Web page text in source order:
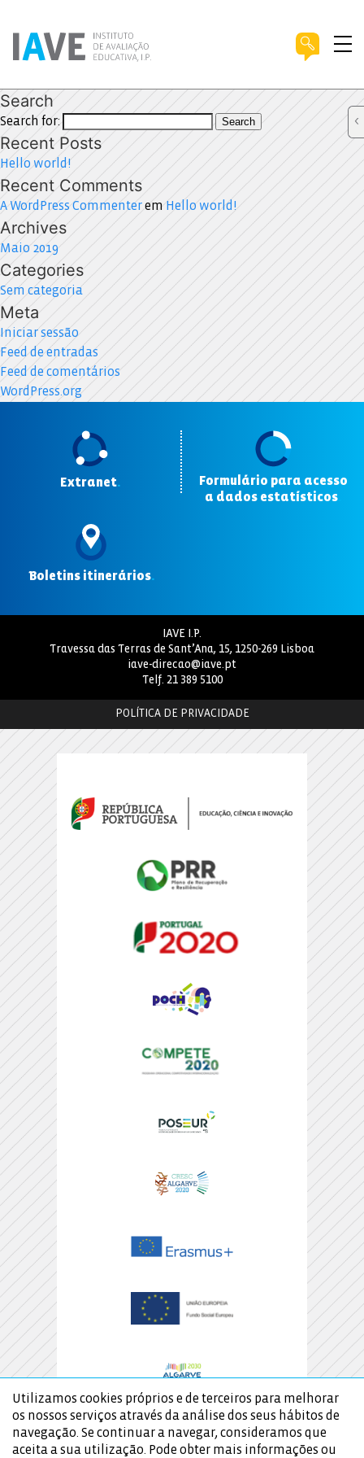
Search
Search for: Search
Recent Posts
Hello world!
Recent Comments
A WordPress Commenterem Hello world!
Archives
Maio 2019
Categories
Sem categoria
Meta
Iniciar sessão
Feed de entradas
Feed de comentários
WordPress.org
Extranet.
Formulário para acesso
a dados estatísticos
Boletins itinerários.
IAVE I.P.
Travessa das Terras de Sant’Ana, 15, 1250-269 Lisboa
iave-direcao@iave.pt
Telf. 21 389 5100
POLÍTICA DE PRIVACIDADE
Utilizamos cookies próprios e de terceiros para melhorar
os nossos serviços através da análise dos seus hábitos de
navegação. Se continuar a navegar, consideramos que
aceita a sua utilização. Pode obter mais informações ou